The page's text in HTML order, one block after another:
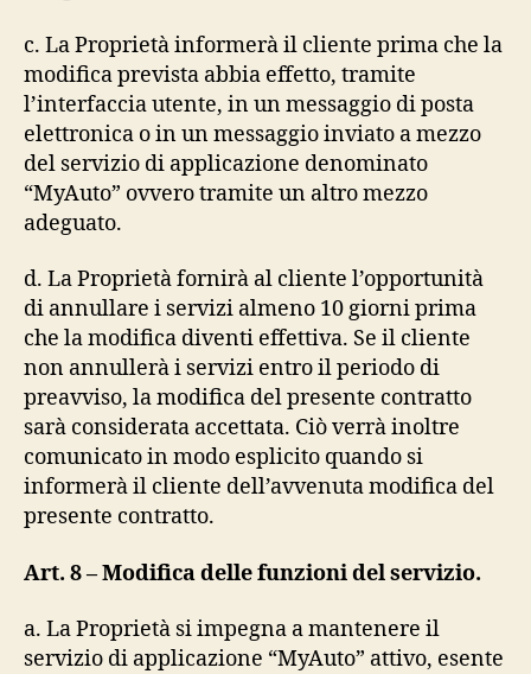
c. La Proprietà informerà il cliente prima che la
modifica prevista abbia effetto, tramite
l’interfaccia utente, in un messaggio di posta
elettronica o in un messaggio inviato a mezzo
del servizio di applicazione denominato
“MyAuto” ovvero tramite un altro mezzo
adeguato.
d. La Proprietà fornirà al cliente l’opportunità
di annullare i servizi almeno 10 giorni prima
che la modifica diventi effettiva. Se il cliente
non annullerà i servizi entro il periodo di
preavviso, la modifica del presente contratto
sarà considerata accettata. Ciò verrà inoltre
comunicato in modo esplicito quando si
informerà il cliente dell’avvenuta modifica del
presente contratto.
Art. 8 – Modifica delle funzioni del servizio.
a. La Proprietà si impegna a mantenere il
servizio di applicazione “MyAuto” attivo, esente